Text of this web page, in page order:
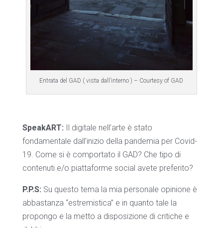
Entrata del GAD ( vista dall’interno ) – Courtesy of GAD
SpeakART: Il digitale nell’arte è stato
fondamentale dall’inizio della pandemia per Covid-
19. Come si è comportato il GAD? Che tipo di
contenuti e/o piattaforme social avete preferito?
P.P.S: Su questo tema la mia personale opinione è
abbastanza “estremistica” e in quanto tale la
propongo e la metto a disposizione di critiche e